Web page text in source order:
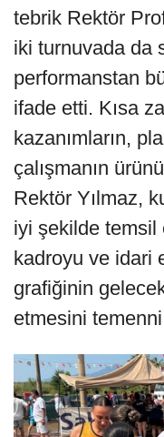
tebrik Rektör
iki turnuvada da
performanstan
ifade etti. Kısa
kazanımların,
çalışmanın
Rektör Yılmaz,
iyi şekilde temsil
kadroyu ve idari
grafiğinin
etmesini